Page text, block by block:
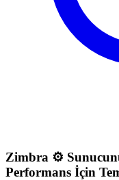
Zimbra ⚙️
Performans İçin